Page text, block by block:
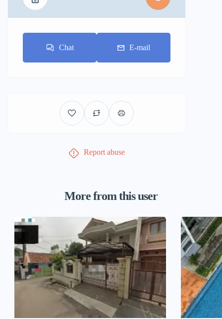
Chat E-mail
Report abuse
More from this user